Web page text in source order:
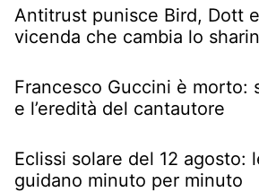
Antitrust punisce Bird, Dott
vicenda che cambia lo
Francesco Guccini è morto:
e l’eredità del cantautore
Eclissi solare del 12 agosto:
guidano minuto per minuto